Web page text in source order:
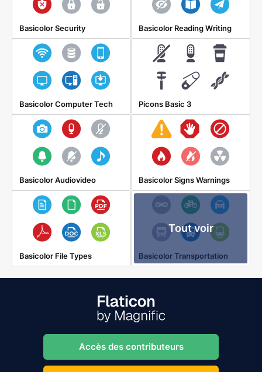
Basicolor Security Basicolor Reading Writing
Basicolor Computer Tech Picons Basic 3
Basicolor Audiovideo Basicolor Signs Warnings
Basicolor File Types
Tout voir
Basicolor Transportation
Accès des contributeurs